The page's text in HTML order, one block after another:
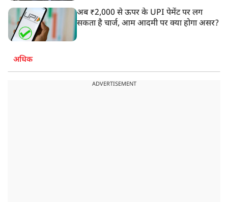
अब ₹2,000 से ऊपर के UPI पेमेंट पर लग
सकता है चार्ज, आम आदमी पर क्या होगा असर?
अधिक
ADVERTISEMENT